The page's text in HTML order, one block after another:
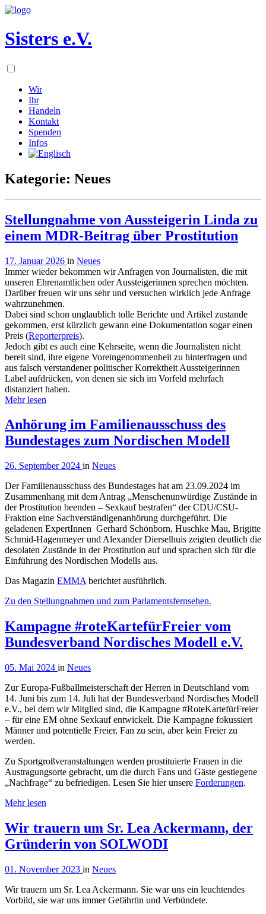
Sisters e.V.
Wir
Ihr
Handeln
Kontakt
Spenden
Infos
Kategorie: Neues
Stellungnahme von Aussteigerin Linda zu
einem MDR-Beitrag über Prostitution
17. Januar 2026 in Neues
Immer wieder bekommen wir Anfragen von Journalisten, die mit
unseren Ehrenamtlichen oder Aussteigerinnen sprechen möchten.
Darüber freuen wir uns sehr und versuchen wirklich jede Anfrage
wahrzunehmen.
Dabei sind schon unglaublich tolle Berichte und Artikel zustande
gekommen, erst kürzlich gewann eine Dokumentation sogar einen
Preis (Reporterpreis).
Jedoch gibt es auch eine Kehrseite, wenn die Journalisten nicht
bereit sind, ihre eigene Voreingenommenheit zu hinterfragen und
aus falsch verstandener politischer Korrektheit Aussteigerinnen
Label aufdrücken, von denen sie sich im Vorfeld mehrfach
distanziert haben.
Mehr lesen
Anhörung im Familienausschuss des
Bundestages zum Nordischen Modell
26. September 2024 in Neues
Der Familienausschuss des Bundestages hat am 23.09.2024 im
Zusammenhang mit dem Antrag „Menschenunwürdige Zustände in
der Prostitution beenden – Sexkauf bestrafen“ der CDU/CSU-
Fraktion eine Sachverständigenanhörung durchgeführt. Die
geladenen ExpertInnen Gerhard Schönborn, Huschke Mau, Brigitte
Schmid-Hagenmeyer und Alexander Dierselhuis zeigten deutlich die
desolaten Zustände in der Prostitution auf und sprachen sich für die
Einführung des Nordischen Modells aus.
Das Magazin EMMA berichtet ausführlich.
Zu den Stellungnahmen und zum Parlamentsfernsehen.
Kampagne #roteKartefürFreier vom
Bundesverband Nordisches Modell e.V.
05. Mai 2024 in Neues
Zur Europa-Fußballmeisterschaft der Herren in Deutschland vom
14. Juni bis zum 14. Juli hat der Bundesverband Nordisches Modell
e.V., bei dem wir Mitglied sind, die Kampagne #RoteKartefürFreier
– für eine EM ohne Sexkauf entwickelt. Die Kampagne fokussiert
Männer und potentielle Freier, Fan zu sein, aber kein Freier zu
werden.
Zu Sportgroßveranstaltungen werden prostituierte Frauen in die
Austragungsorte gebracht, um die durch Fans und Gäste gestiegene
„Nachfrage“ zu befriedigen. Lesen Sie hier unsere Forderungen.
Mehr lesen
Wir trauern um Sr. Lea Ackermann, der
Gründerin von SOLWODI
01. November 2023 in Neues
Wir trauern um Sr. Lea Ackermann. Sie war uns ein leuchtendes
Vorbild, sie war uns immer Gefährtin und Verbündete.